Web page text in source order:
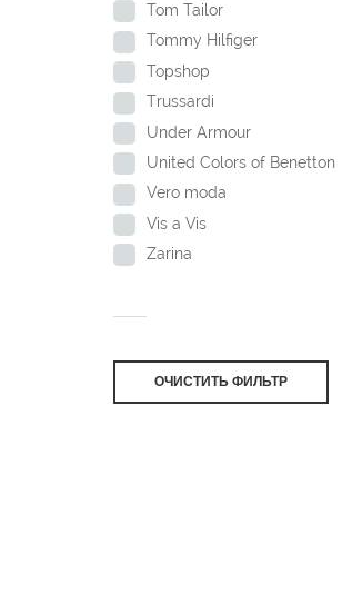
Tom Tailor
Tommy Hilfiger
Topshop
Trussardi
Under Armour
United Colors of Benetton
Vero moda
Vis a Vis
Zarina
ОЧИСТИТЬ ФИЛЬТР